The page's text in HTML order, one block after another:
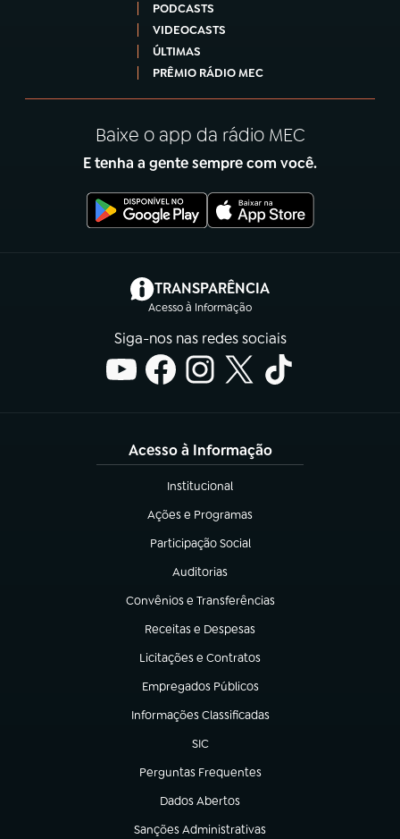
PODCASTS
VIDEOCASTS
ÚLTIMAS
PRÊMIO RÁDIO MEC
Baixe o app da rádio MEC
E tenha a gente sempre com você.
TRANSPARÊNCIA
Acesso à Informação
(abre em nova aba)
Siga-nos nas redes sociais
Acesso à Informação
Institucional
(abre em nova aba)
Ações e Programas
(abre em nova aba)
Participação Social
(abre em nova aba)
Auditorias
(abre em nova aba)
Convênios e Transferências
(abre em nova aba)
Receitas e Despesas
(abre em nova aba)
Licitações e Contratos
(abre em nova aba)
Empregados Públicos
(abre em nova aba)
Informações Classificadas
(abre em nova aba)
SIC
(abre em nova aba)
Perguntas Frequentes
(abre em nova aba)
Dados Abertos
(abre em nova aba)
Sanções Administrativas
(abre em nova aba)